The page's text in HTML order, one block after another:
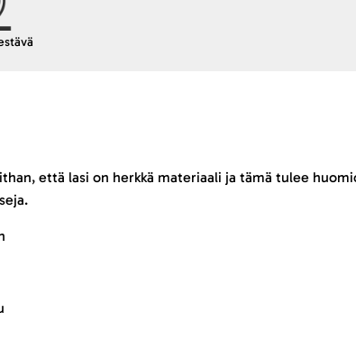
että lasi on herkkä materiaali ja tämä tulee